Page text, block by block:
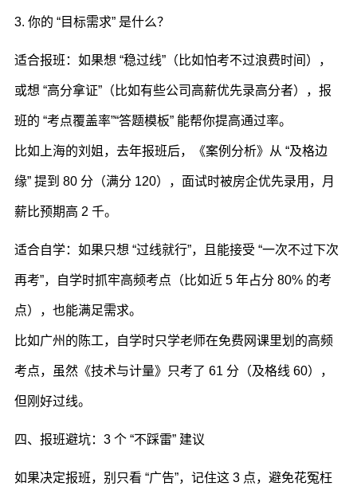
3. 你的 “目标需求” 是什么？
适合报班：如果想 “稳过线”（比如怕考不过浪费时间），
或想 “高分拿证”（比如有些公司高薪优先录高分者），报
班的 “考点覆盖率”“答题模板” 能帮你提高通过率。
比如上海的刘姐，去年报班后，《案例分析》从 “及格边
缘” 提到 80 分（满分 120），面试时被房企优先录用，月
薪比预期高 2 千。
适合自学：如果只想 “过线就行”，且能接受 “一次不过下次
再考”，自学时抓牢高频考点（比如近 5 年占分 80% 的考
点），也能满足需求。
比如广州的陈工，自学时只学老师在免费网课里划的高频
考点，虽然《技术与计量》只考了 61 分（及格线 60），
但刚好过线。
四、报班避坑：3 个 “不踩雷” 建议
如果决定报班，别只看 “广告”，记住这 3 点，避免花冤枉